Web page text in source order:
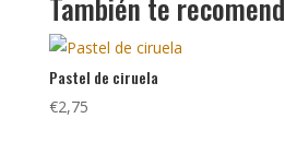
Pastel de ciruela
€2,75